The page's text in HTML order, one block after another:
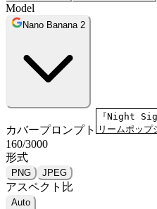
Model
Nano Banana 2
カバープロンプト
160/3000
形式
PNG JPEG
アスペクト比
Auto